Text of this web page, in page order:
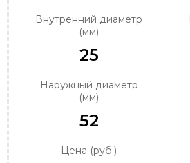
Внутренний диаметр
(мм)
25
Наружный диаметр
(мм)
52
Цена (руб.)